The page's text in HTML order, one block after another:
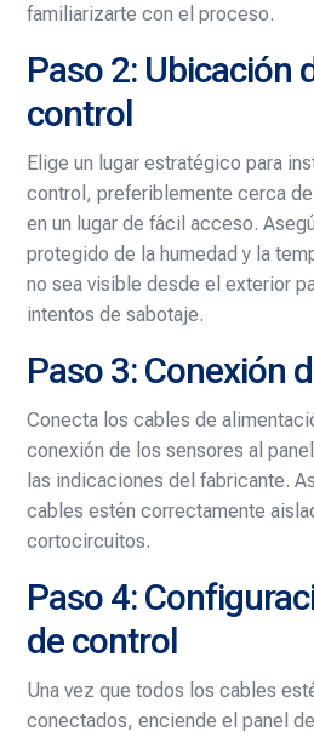
familiarizarte con el proceso.
Paso 2: Ubicación
control
Elige un lugar estratégico para
control, preferiblemente cerca
en un lugar de fácil acceso.
protegido de la humedad y la
no sea visible desde el exterior
intentos de sabotaje.
Paso 3: Conexión
Conecta los cables de
conexión de los sensores al
las indicaciones del fabricante.
cables estén correctamente
cortocircuitos.
Paso 4:
de control
Una vez que todos los cables
conectados, enciende el panel